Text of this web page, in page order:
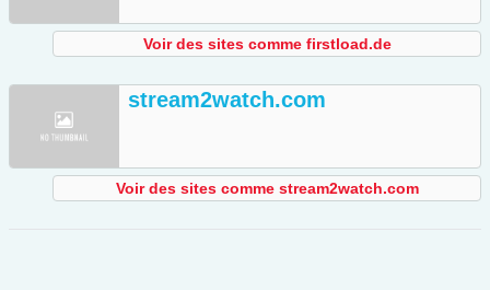
Voir des sites comme firstload.de
stream2watch.com
Voir des sites comme stream2watch.com